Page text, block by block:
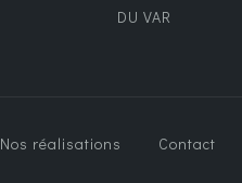
DU VAR
Nos réalisations Contact